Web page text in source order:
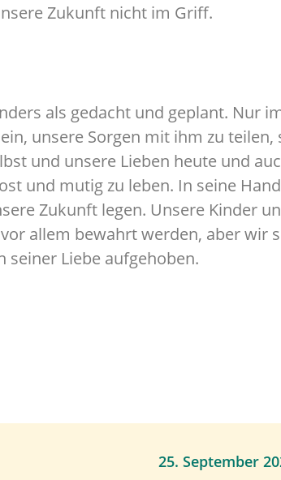
Zukunft nicht im Griff.
als gedacht und geplant. Nur
unsere Sorgen mit ihm zu teilen,
und unsere Lieben heute und
und mutig zu leben. In seine
Zukunft legen. Unsere Kinder
allem bewahrt werden, aber wir
seiner Liebe aufgehoben.
25. September